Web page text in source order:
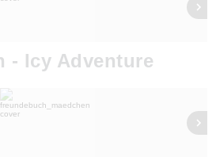
- Icy Adventure